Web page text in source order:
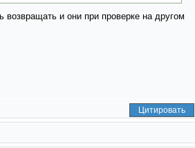
возвращать и они при проверке на другом
Цитировать